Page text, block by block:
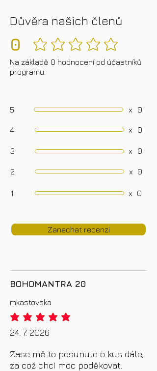
Důvěra našich členů
0 Zatiaľ žiadne hodnotenia
Na základě 0 hodnocení od účastníků
programu.
5 x 0
4 x 0
3 x 0
2 x 0
1 x 0
Zanechat recenzi
BOHOMANTRA 20
mkastovska
priemerné hodnotenie je 5 z 5
24. 7. 2026
Zase mě to posunulo o kus dále,
za což chci moc poděkovat.